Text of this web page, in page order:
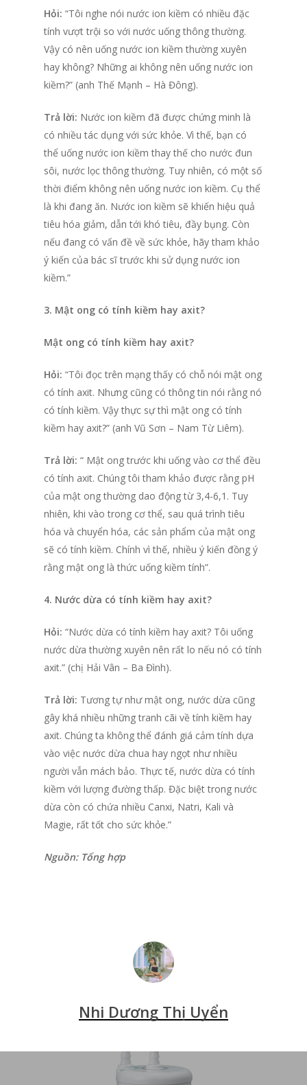
Hỏi: “Tôi nghe nói nước ion kiềm có nhiều đặc
tính vượt trội so với nước uống thông thường.
Vậy có nên uống nước ion kiềm thường xuyên
hay không? Những ai không nên uống nước ion
kiềm?” (anh Thế Mạnh – Hà Đông).
Trả lời: Nước ion kiềm đã được chứng minh là
có nhiều tác dụng với sức khỏe. Vì thế, bạn có
thể uống nước ion kiềm thay thế cho nước đun
sôi, nước lọc thông thường. Tuy nhiên, có một số
thời điểm không nên uống nước ion kiềm. Cụ thể
là khi đang ăn. Nước ion kiềm sẽ khiến hiệu quả
tiêu hóa giảm, dẫn tới khó tiêu, đầy bụng. Còn
nếu đang có vấn đề về sức khỏe, hãy tham khảo
ý kiến của bác sĩ trước khi sử dụng nước ion
kiềm.”
3. Mật ong có tính kiềm hay axit?
Mật ong có tính kiềm hay axit?
Hỏi: “Tôi đọc trên mạng thấy có chỗ nói mật ong
có tính axit. Nhưng cũng có thông tin nói rằng nó
có tính kiềm. Vậy thực sự thì mật ong có tính
kiềm hay axit?” (anh Vũ Sơn – Nam Từ Liêm).
Trả lời: “ Mật ong trước khi uống vào cơ thể đều
có tính axit. Chúng tôi tham khảo được rằng pH
của mật ong thường dao động từ 3,4-6,1. Tuy
nhiên, khi vào trong cơ thể, sau quá trình tiêu
hóa và chuyển hóa, các sản phẩm của mật ong
sẽ có tính kiềm. Chính vì thế, nhiều ý kiến đồng ý
rằng mật ong là thức uống kiềm tính”.
4. Nước dừa có tính kiềm hay axit?
Hỏi: “Nước dừa có tính kiềm hay axit? Tôi uống
nước dừa thường xuyên nên rất lo nếu nó có tính
axit.” (chị Hải Vân – Ba Đình).
Trả lời: Tương tự như mật ong, nước dừa cũng
gây khá nhiều những tranh cãi về tính kiềm hay
axit. Chúng ta không thể đánh giá cảm tính dựa
vào việc nước dừa chua hay ngọt như nhiều
người vẫn mách bảo. Thực tế, nước dừa có tính
kiềm với lượng đường thấp. Đặc biệt trong nước
dừa còn có chứa nhiều Canxi, Natri, Kali và
Magie, rất tốt cho sức khỏe.”
Nguồn: Tổng hợp
Nhi Dương Thị Uyển